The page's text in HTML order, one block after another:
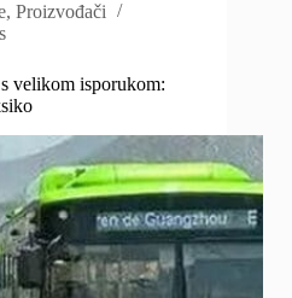
,Proizvođači
velikom isporukom: